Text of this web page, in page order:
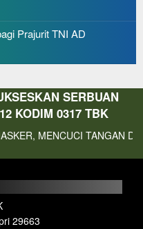
Prajurit TNI AD
SERBUAN
KODIM 0317 TBK
TANGAN DAN
29663